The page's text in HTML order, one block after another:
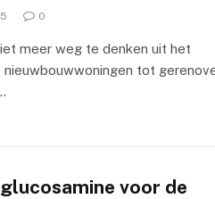
0
meer weg te denken uit het
tot
voor de